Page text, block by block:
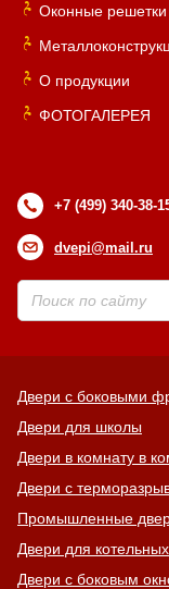
Оконные решетки
О продукции
ФОТОГАЛЕРЕЯ
+7 (499) 340-38-
dvepi@mail.ru
Двери с боковыми
Двери для школы
Двери в комнату в
Двери с
Промышленные
Двери для котельных
Двери с боковым